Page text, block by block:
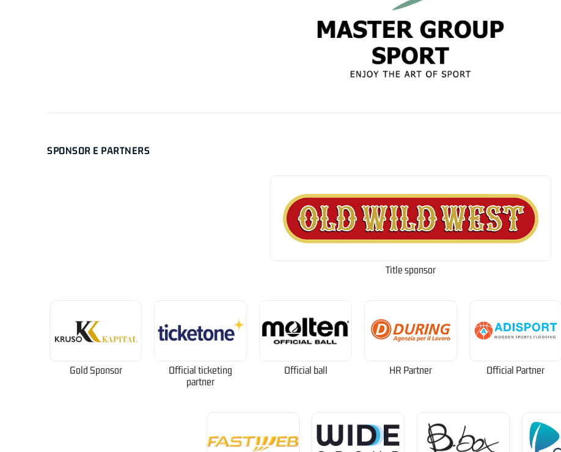
SPONSOR E PARTNERS
Title sponsor
Gold Sponsor
Official ticketing
partner
Official ball HR Partner Official Partner